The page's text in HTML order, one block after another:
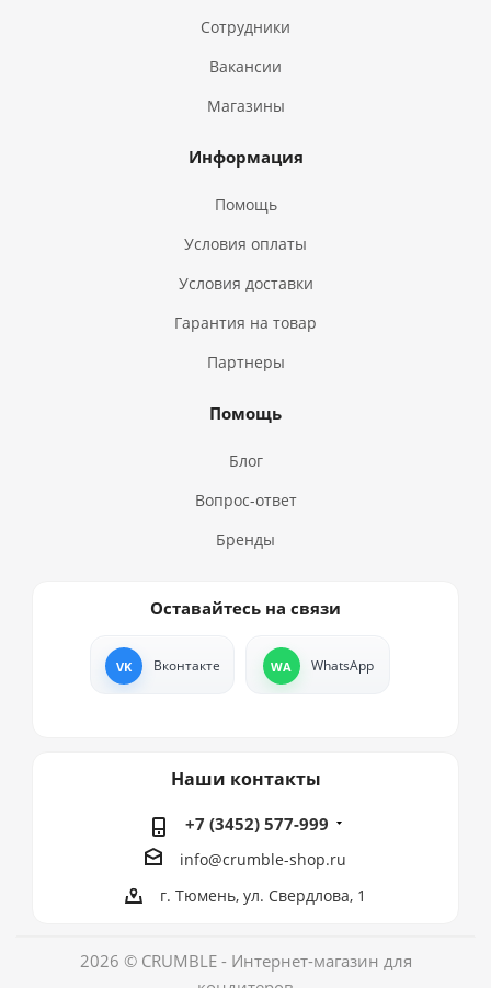
Сотрудники
Вакансии
Магазины
Информация
Помощь
Условия оплаты
Условия доставки
Гарантия на товар
Партнеры
Помощь
Блог
Вопрос-ответ
Бренды
Оставайтесь на связи
Вконтакте WhatsApp
Наши контакты
+7 (3452) 577-999
info@crumble-shop.ru
г. Тюмень, ул. Свердлова, 1
2026 © CRUMBLE - Интернет-магазин для